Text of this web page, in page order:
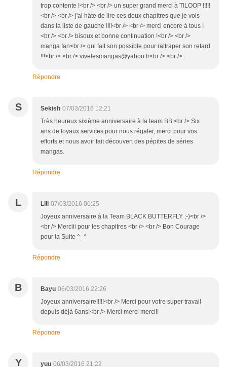
trop contente !<br /> <br /> un super grand merci à TILOOP !!!!!
<br /> <br /> j'ai hâte de lire ces deux chapitres que je vois
dans la liste de gauche !!!!<br /> <br /> merci encore à tous !
<br /> <br /> bisoux et bonne continuation !<br /> <br />
manga fan<br /> qui fait son possible pour rattraper son retard
!!!<br /> <br /> vivelesmangas@yahoo.fr<br /> <br /> .
Répondre
S Sekish 07/03/2016 12:21
Très heureux sixième anniversaire à la team BB.<br /> Six
ans de loyaux services pour nous régaler, merci pour vos
efforts et nous avoir fait découvert des pépites de séries
mangas.
Répondre
L Lili 07/03/2016 00:25
Joyeux anniversaire à la Team BLACK BUTTERFLY ;-)<br />
<br /> Merciii pour les chapitres <br /> <br /> Bon Courage
pour la Suite ^_^
Répondre
B Bayu 06/03/2016 22:26
Joyeux anniversaire!!!!!<br /> Merci pour votre super travail
depuis déjà 6ans!<br /> Merci merci merci!!
Répondre
Y yuu 06/03/2016 21:22